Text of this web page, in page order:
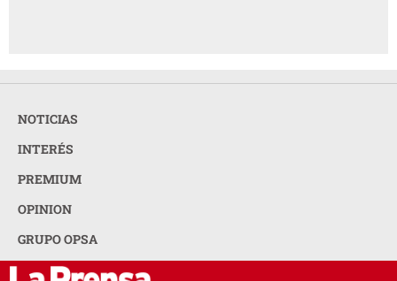
NOTICIAS
INTERÉS
PREMIUM
OPINION
GRUPO OPSA